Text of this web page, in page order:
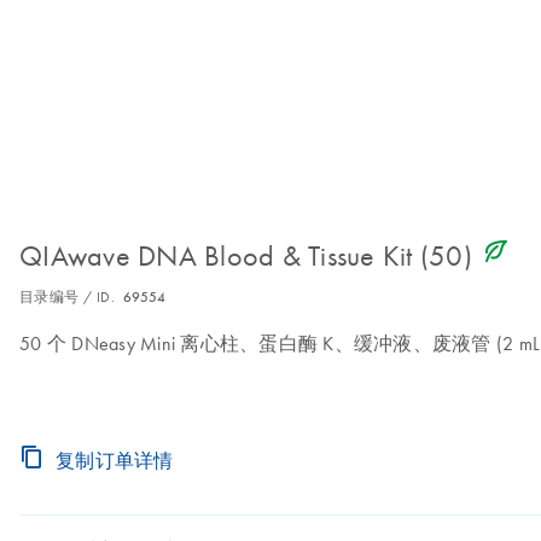
QIAwave DNA Blood & Tissue Kit (50) icon_0368_ls_gen_eco_friendly-s
目录编号 / ID. 69554
50 个 DNeasy Mini 离心柱、蛋白酶 K、缓冲液、废液管 (2
复制订单详情